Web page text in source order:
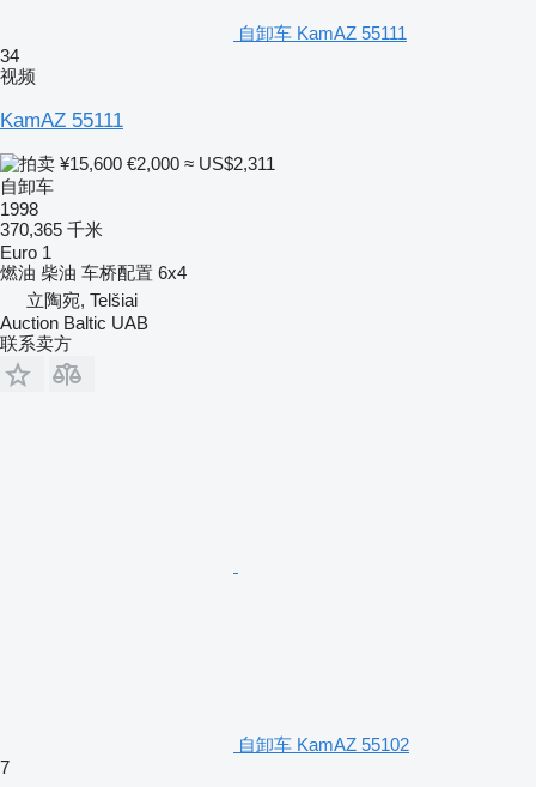
自卸车 KamAZ 55111
34
视频
KamAZ 55111
¥15,600 €2,000 ≈ US$2,311
自卸车
1998
370,365 千米
Euro 1
燃油 柴油 车桥配置 6x4
立陶宛, Telšiai
Auction Baltic UAB
联系卖方
自卸车 KamAZ 55102
7